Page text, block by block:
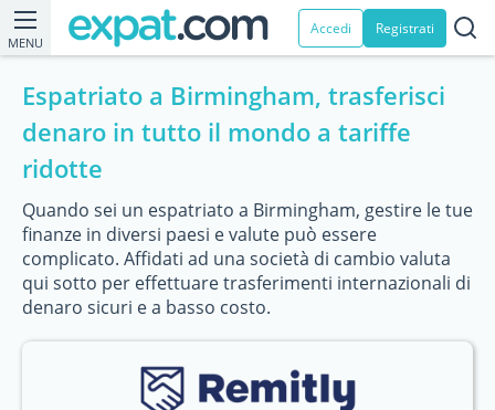
MENU
Accedi Registrati
Espatriato a Birmingham, trasferisci
denaro in tutto il mondo a tariffe
ridotte
Quando sei un espatriato a Birmingham, gestire le tue
finanze in diversi paesi e valute può essere
complicato. Affidati ad una società di cambio valuta
qui sotto per effettuare trasferimenti internazionali di
denaro sicuri e a basso costo.